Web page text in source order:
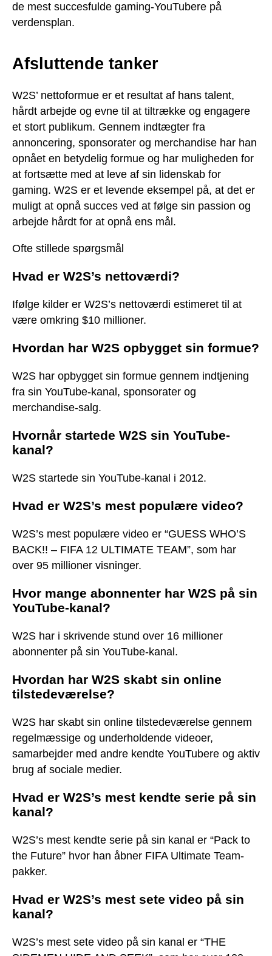
de mest succesfulde gaming-YouTubere på
verdensplan.
Afsluttende tanker
W2S’ nettoformue er et resultat af hans talent,
hårdt arbejde og evne til at tiltrække og engagere
et stort publikum. Gennem indtægter fra
annoncering, sponsorater og merchandise har han
opnået en betydelig formue og har muligheden for
at fortsætte med at leve af sin lidenskab for
gaming. W2S er et levende eksempel på, at det er
muligt at opnå succes ved at følge sin passion og
arbejde hårdt for at opnå ens mål.
Ofte stillede spørgsmål
Hvad er W2S’s nettoværdi?
Ifølge kilder er W2S’s nettoværdi estimeret til at
være omkring $10 millioner.
Hvordan har W2S opbygget sin formue?
W2S har opbygget sin formue gennem indtjening
fra sin YouTube-kanal, sponsorater og
merchandise-salg.
Hvornår startede W2S sin YouTube-
kanal?
W2S startede sin YouTube-kanal i 2012.
Hvad er W2S’s mest populære video?
W2S’s mest populære video er “GUESS WHO’S
BACK!! – FIFA 12 ULTIMATE TEAM”, som har
over 95 millioner visninger.
Hvor mange abonnenter har W2S på sin
YouTube-kanal?
W2S har i skrivende stund over 16 millioner
abonnenter på sin YouTube-kanal.
Hvordan har W2S skabt sin online
tilstedeværelse?
W2S har skabt sin online tilstedeværelse gennem
regelmæssige og underholdende videoer,
samarbejder med andre kendte YouTubere og aktiv
brug af sociale medier.
Hvad er W2S’s mest kendte serie på sin
kanal?
W2S’s mest kendte serie på sin kanal er “Pack to
the Future” hvor han åbner FIFA Ultimate Team-
pakker.
Hvad er W2S’s mest sete video på sin
kanal?
W2S’s mest sete video på sin kanal er “THE